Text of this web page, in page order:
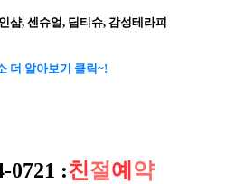
샵, 센슈얼, 딥티슈, 감성테라피
더 알아보기 클릭~!
0721 :친절 예 약